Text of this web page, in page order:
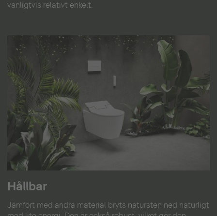
vanligtvis relativt enkelt.
Hållbar
Jämfört med andra material bryts natursten ned naturligt